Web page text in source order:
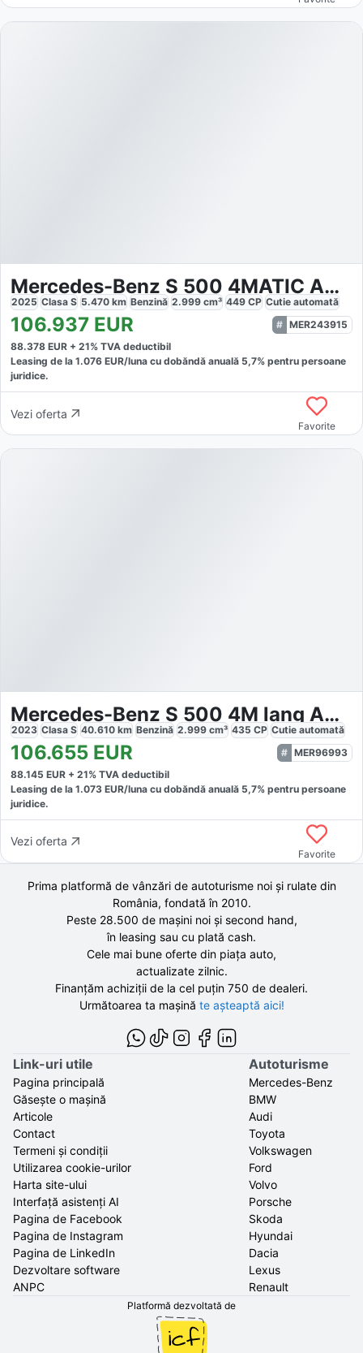
Mercedes-Benz S 500 4MATIC AMG-Sport
2025 Clasa S 5.470 km Benzină 2.999 cm³ 449 CP Cutie automată
106.937 EUR
MER243915
88.378 EUR + 21% TVA deductibil
Leasing de la 1.076 EUR/luna cu dobăndă anuală 5,7% pentru persoane
juridice.
Vezi oferta
Favorite
Mercedes-Benz S 500 4M lang AMG+EXCL.+DRIVE PILOT+HUD+MASSAGE+
2023 Clasa S 40.610 km Benzină 2.999 cm³ 435 CP Cutie automată
106.655 EUR
MER96993
88.145 EUR + 21% TVA deductibil
Leasing de la 1.073 EUR/luna cu dobăndă anuală 5,7% pentru persoane
juridice.
Vezi oferta
Favorite
Prima platformă de vânzări de autoturisme noi și rulate din
România, fondată în 2010.
Peste 28.500 demașini noi și second hand,
în leasing sau cu plată cash.
Cele mai bune oferte din piața auto,
actualizate zilnic.
Finanțăm achiziții de la cel puțin 750 de dealeri.
Următoarea ta mașină te așteaptă aici!
Link-uri utile
Pagina principală
Găsește o mașină
Articole
Contact
Termeni și condiții
Utilizarea cookie-urilor
Harta site-ului
Interfață asistenți AI
Pagina de Facebook
Pagina de Instagram
Pagina de LinkedIn
Dezvoltare software
ANPC
Autoturisme
Mercedes-Benz
BMW
Audi
Toyota
Volkswagen
Ford
Volvo
Porsche
Skoda
Hyundai
Dacia
Lexus
Renault
Platformă dezvoltată de